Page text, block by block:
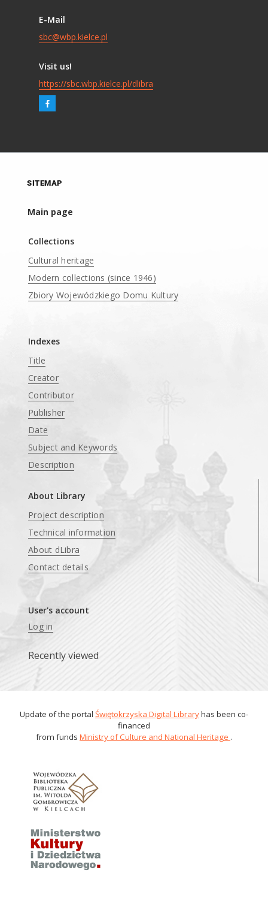
E-Mail
sbc@wbp.kielce.pl
Visit us!
https://sbc.wbp.kielce.pl/dlibra
SITEMAP
Main page
Collections
Cultural heritage
Modern collections (since 1946)
Zbiory Wojewódzkiego Domu Kultury
Indexes
Title
Creator
Contributor
Publisher
Date
Subject and Keywords
Description
About Library
Project description
Technical information
About dLibra
Contact details
User's account
Log in
Recently viewed
Update of the portal Świętokrzyska Digital Libraryhas been co-
financed
from funds Ministry of Culture and National Heritage .